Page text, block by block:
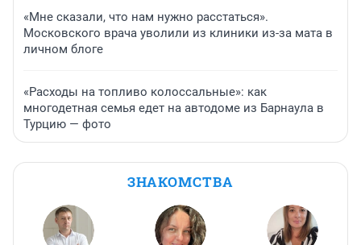
«Мне сказали, что нам нужно расстаться».
Московского врача уволили из клиники из-за мата в
личном блоге
«Расходы на топливо колоссальные»: как
многодетная семья едет на автодоме из Барнаула в
Турцию — фото
ЗНАКОМСТВА